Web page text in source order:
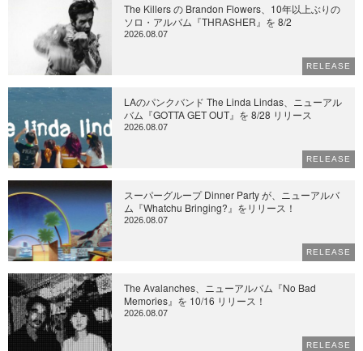
The Killers の Brandon Flowers、10年以上ぶりの
ソロ・アルバム『THRASHER』を 8/2
2026.08.07
RELEASE
LAのパンクバンド The Linda Lindas、ニューアル
バム『GOTTA GET OUT』を 8/28 リリース
2026.08.07
RELEASE
スーパーグループ Dinner Party が、ニューアルバ
ム『Whatchu Bringing?』をリリース！
2026.08.07
RELEASE
The Avalanches、ニューアルバム『No Bad
Memories』を 10/16 リリース！
2026.08.07
RELEASE